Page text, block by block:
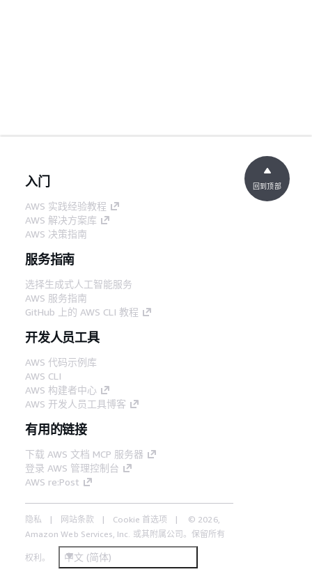
入门
AWS 实践经验教程
AWS 解决方案库
AWS 决策指南
服务指南
选择生成式人工智能服务
AWS 服务指南
GitHub 上的 AWS CLI 教程
开发人员工具
AWS 代码示例库
AWS CLI
AWS 构建者中心
AWS 开发人员工具博客
有用的链接
下载 AWS 文档 MCP 服务器
登录 AWS 管理控制台
AWS re:Post
隐私 网站条款 Cookie 首选项
© 2026,
Amazon Web Services, Inc. 或其附属公司。保留所有
权利。 中文 (简体)
回到顶部